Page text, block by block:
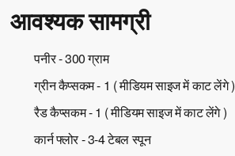
आवश्यक सामग्री
पनीर - 300 ग्राम
ग्रीन कैप्सकम - 1 ( मीडियम साइज में काट लेंगे )
रैड कैप्सकम - 1 ( मीडियम साइज में काट लेंगे )
कार्न फ्लोर - 3-4 टेबल स्पून